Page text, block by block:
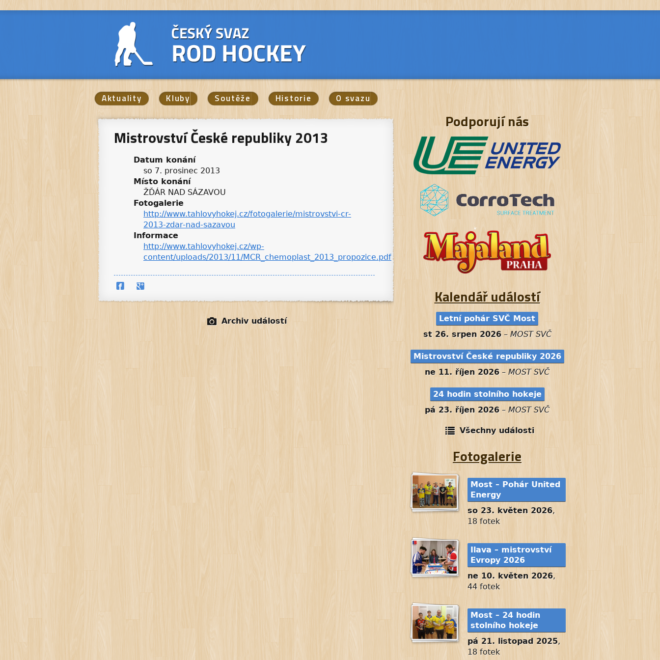
Aktuality Kluby Soutěže Historie O svazu
Mistrovství České republiky 2013
Datum konání
so 7. prosinec 2013
Místo konání
ŽĎÁR NAD SÁZAVOU
Fotogalerie
http://www.tahlovyhokej.cz/fotogalerie/mistrovstvi-cr-
2013-zdar-nad-sazavou
Informace
http://www.tahlovyhokej.cz/wp-
content/uploads/2013/11/MCR_chemoplast_2013_propozice.pdf
Archiv událostí
Podporují nás
Kalendář událostí
Letní pohár SVČ Most
st 26. srpen 2026– MOST SVČ
Mistrovství České republiky 2026
ne 11. říjen 2026 – MOST SVČ
24 hodin stolního hokeje
pá 23. říjen 2026 – MOST SVČ
Všechny události
Fotogalerie
Most – Pohár United
Energy
so 23. květen 2026,
18 fotek
Ilava – mistrovství
Evropy 2026
ne 10. květen 2026,
44 fotek
Most – 24 hodin
stolního hokeje
pá 21. listopad 2025,
18 fotek